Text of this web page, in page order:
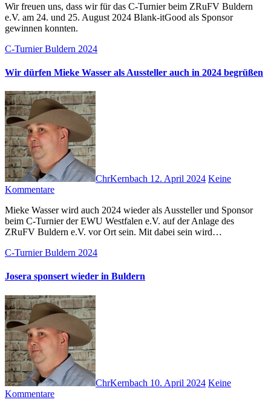
Wir freuen uns, dass wir für das C-Turnier beim ZRuFV Buldern
e.V. am 24. und 25. August 2024 Blank-itGood als Sponsor
gewinnen konnten.
C-Turnier Buldern 2024
Wir dürfen Mieke Wasser als Aussteller auch in 2024 begrüßen
ChrKernbach 12. April 2024 Keine
Kommentare
Mieke Wasser wird auch 2024 wieder als Aussteller und Sponsor
beim C-Turnier der EWU Westfalen e.V. auf der Anlage des
ZRuFV Buldern e.V. vor Ort sein. Mit dabei sein wird…
C-Turnier Buldern 2024
Josera sponsert wieder in Buldern
ChrKernbach 10. April 2024 Keine
Kommentare